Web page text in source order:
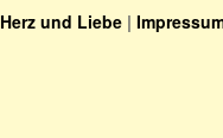
Herz und Liebe |